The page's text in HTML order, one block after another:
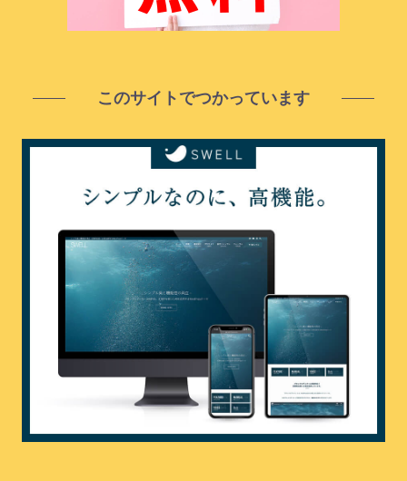
このサイトでつかっています